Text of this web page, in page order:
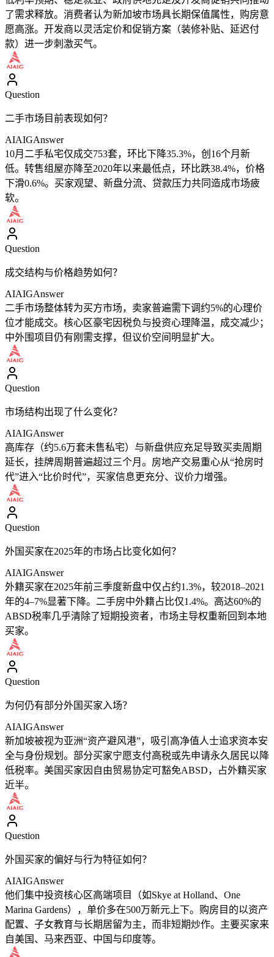
了需求释放。消费者认为新加坡市场具长期保值属性，购房意
愿高涨。开发商以灵活定价和促销方案（装修补贴、延迟付
款）进一步刺激买气。
Question
二手市场目前表现如何？
AIAIGAnswer
10月二手私宅仅成交753套，环比下降35.3%，创16个月新
低。转售组屋亦降至2020年以来最低点，环比跌38.4%，价格
下滑0.6%。买家观望、新盘分流、贷款压力共同造成市场疲
软。
Question
成交结构与价格趋势如何？
AIAIGAnswer
二手市场整体转为买方市场，卖家普遍需下调约5%的心理价
位才能成交。核心区豪宅因税负与投资心理降温，成交减少；
中外围项目仍有刚需支撑，但议价空间明显扩大。
Question
市场结构出现了什么变化？
AIAIGAnswer
高库存（约5.6万套未售私宅）与新盘供应充足导致买卖周期
延长，挂牌周期普遍超过三个月。房地产交易重心从“抢房时
代”进入“比价时代”，买家信息更充分、议价力增强。
Question
外国买家在2025年的市场占比变化如何？
AIAIGAnswer
外籍买家在2025年前三季度新盘中仅占约1.3%，较2018–2021
年的4–7%显著下降。二手房中外籍占比仅1.4%。高达60%的
ABSD税率几乎清除了短期投资者，市场主导权重新回到本地
买家。
Question
为何仍有部分外国买家入场？
AIAIGAnswer
新加坡被视为亚洲“资产避风港”，吸引高净值人士追求资本安
全与身份规划。部分买家宁愿支付高税或先申请永久居民以降
低税率。美国买家因自由贸易协定可豁免ABSD，占外籍买家
近半。
Question
外国买家的偏好与行为特征如何？
AIAIGAnswer
他们集中投资核心区高端项目（如Skye at Holland、One
Marina Gardens），单价多在500万新元上下。购房目的以资产
配置、子女教育与长期居留为主，而非短期炒作。主要买家来
自美国、马来西亚、中国与印度等。